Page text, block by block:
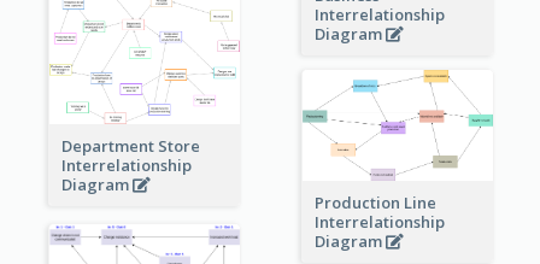
Interrelationship
Diagram
Department Store
Interrelationship
Diagram
Production Line
Interrelationship
Diagram